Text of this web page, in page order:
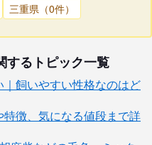
三重県（0件）
するトピック一覧
｜飼いやすい性格なのはど
徴、気になる値段まで詳